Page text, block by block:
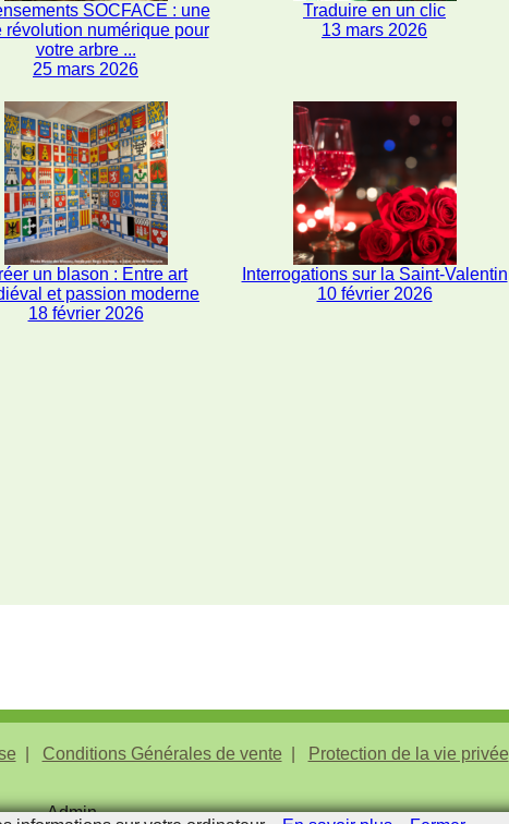
SOCFACE : une
révolution numérique pour
votre arbre ...
25 mars 2026
Traduire en un clic
13 mars 2026
un blason : Entre art
et passion moderne
18 février 2026
Interrogations sur la Saint-Valentin
10 février 2026
Conditions Générales de vente Protection de la vie privée
Admin